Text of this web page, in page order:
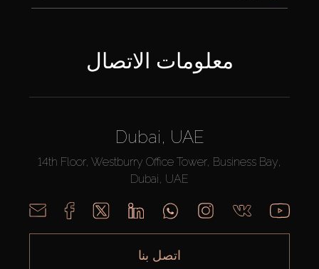
معلومات الاتصال
Dubai, UAE
14th Floor, Westburry Office Tower, Business Bay,
Dubai, UAE
اتصل بنا